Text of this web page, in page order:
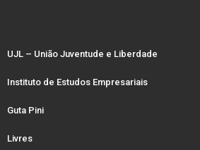
UJL – União Juventude e Liberdade
Instituto de Estudos Empresariais
Guta Pini
Livres